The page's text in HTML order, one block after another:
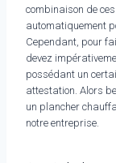
combinaison de
automatiquement
Cependant, pour
devez
possédant un
attestation. Alors
un plancher
notre entreprise.